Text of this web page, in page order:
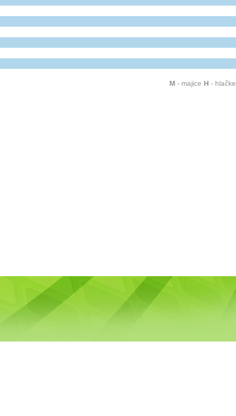
M - majice H - hlačke